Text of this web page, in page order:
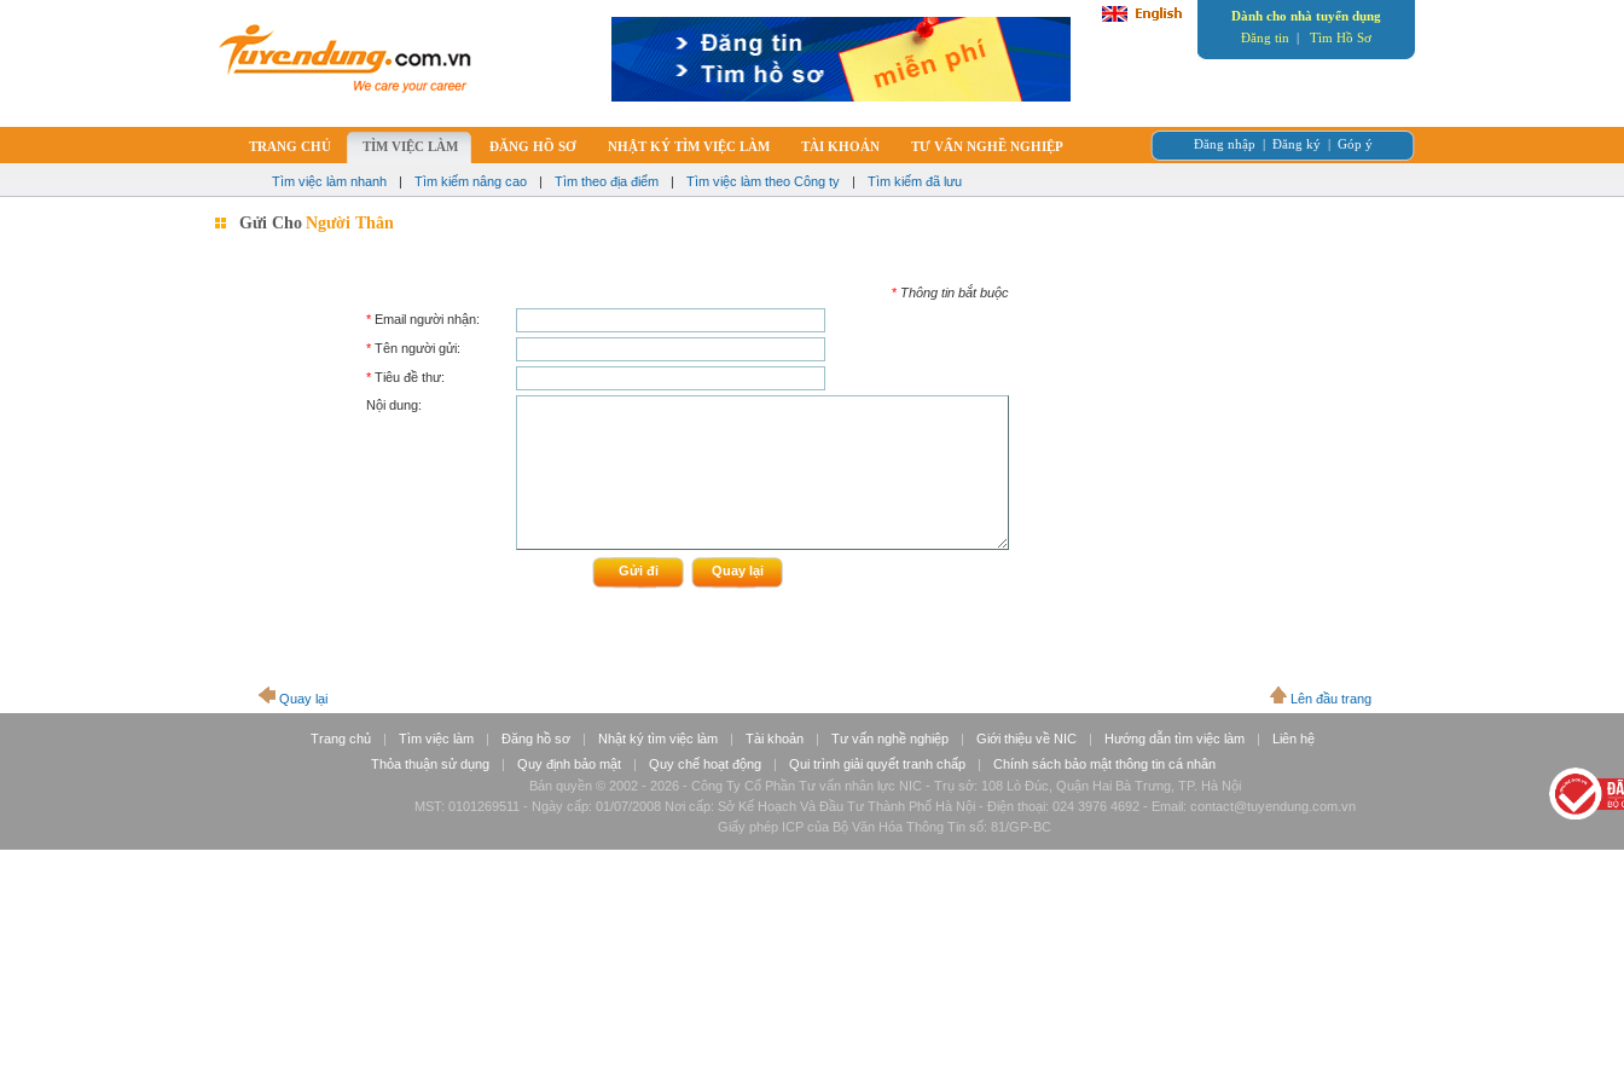
Dành cho nhà tuyển dụng
Đăng tin | Tìm Hồ Sơ
TRANG CHỦ TÌM VIỆC LÀM ĐĂNG HỒ SƠ NHẬT KÝ TÌM VIỆC LÀM TÀI KHOẢN TƯ VẤN NGHỀ NGHIỆP Đăng nhập | Đăng ký | Góp ý
Tìm việc làm nhanh | Tìm kiếm nâng cao | Tìm theo địa điểm | Tìm việc làm theo Công ty | Tìm kiếm đã lưu
Gửi Cho Người Thân
* Thông tin bắt buộc
* Email người nhận:
* Tên người gửi:
* Tiêu đề thư:
Nội dung:
Quay lại Lên đầu trang
Trang chủ | Tìm việc làm | Đăng hồ sơ | Nhật ký tìm việc làm | Tài khoản | Tư vấn nghề nghiệp | Giới thiệu về NIC | Hướng dẫn tìm việc làm |
Liên hệ
Thỏa thuận sử dụng
| Quy định bảo mật | Quy chế hoạt động | Qui trình giải quyết tranh chấp |
Chính sách bảo mật thông tin cá nhân
Bản quyền © 2002 - 2026 - Công Ty Cổ Phần Tư vấn nhân lực NIC - Trụ sở: 108 Lò Đúc, Quận Hai Bà Trưng, TP. Hà Nội
MST: 0101269511 - Ngày cấp: 01/07/2008 Nơi cấp: Sở Kế Hoạch Và Đầu Tư Thành Phố Hà Nội - Điện thoại: 024 3976 4692 - Email: contact@tuyendung.com.vn
Giấy phép ICP của Bộ Văn Hóa Thông Tin số: 81/GP-BC